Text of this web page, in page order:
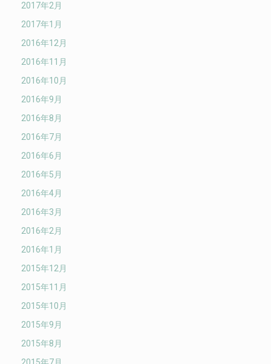
2017年2月
2017年1月
2016年12月
2016年11月
2016年10月
2016年9月
2016年8月
2016年7月
2016年6月
2016年5月
2016年4月
2016年3月
2016年2月
2016年1月
2015年12月
2015年11月
2015年10月
2015年9月
2015年8月